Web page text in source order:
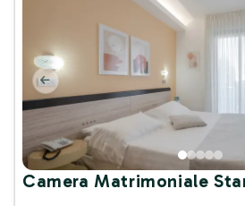
Camera Matrimoniale